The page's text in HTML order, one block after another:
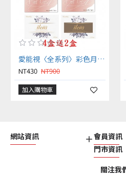
愛能視〈全系列〉彩色月拋隱形眼鏡【1片裝】4盒送2盒共6盒
NT430 NT900
加入購物車
網站資訊
會員資訊
門市資訊
關注我